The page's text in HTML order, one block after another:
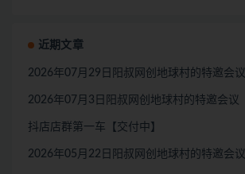
近期文章
2026年07月29日阳叔网创地球村的特邀会议
2026年07月3日阳叔网创地球村的特邀会议
抖店店群第一车【交付中】
2026年05月22日阳叔网创地球村的特邀会议